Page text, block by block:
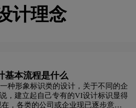
设计理念
计理念
基本流程是什么
种形象标识类的设计，关于不同的企
，建立起自己专有的VI设计标识显得
，各类的公司或企业现已逐步意识